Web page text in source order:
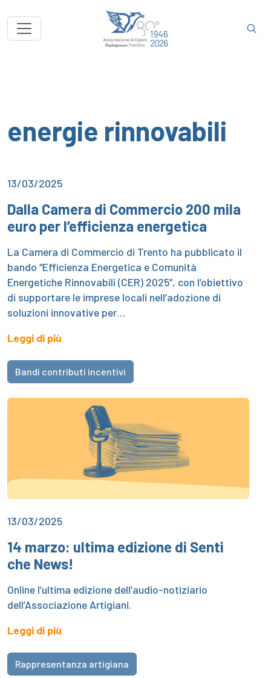
energie rinnovabili
13/03/2025
Dalla Camera di Commercio 200 mila
euro per l’efficienza energetica
La Camera di Commercio di Trento ha pubblicato il
bando “Efficienza Energetica e Comunità
Energetiche Rinnovabili (CER) 2025”, con l’obiettivo
di supportare le imprese locali nell’adozione di
soluzioni innovative per…
Leggi di più
Bandi contributi incentivi
13/03/2025
14 marzo: ultima edizione di Senti
che News!
Online l’ultima edizione dell’audio-notiziario
dell’Associazione Artigiani.
Leggi di più
Rappresentanza artigiana